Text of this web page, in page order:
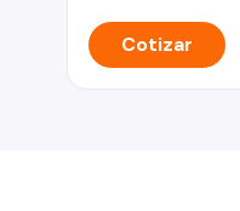
Cotizar